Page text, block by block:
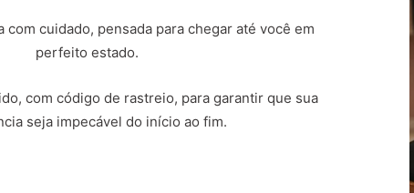
com cuidado, pensada para chegar até você em
perfeito estado.
com código de rastreio, para garantir que sua
seja impecável do início ao fim.